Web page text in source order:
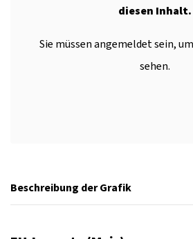
diesen Inhalt.
Sie müssen angemeldet sein,
sehen.
Beschreibung der Grafik